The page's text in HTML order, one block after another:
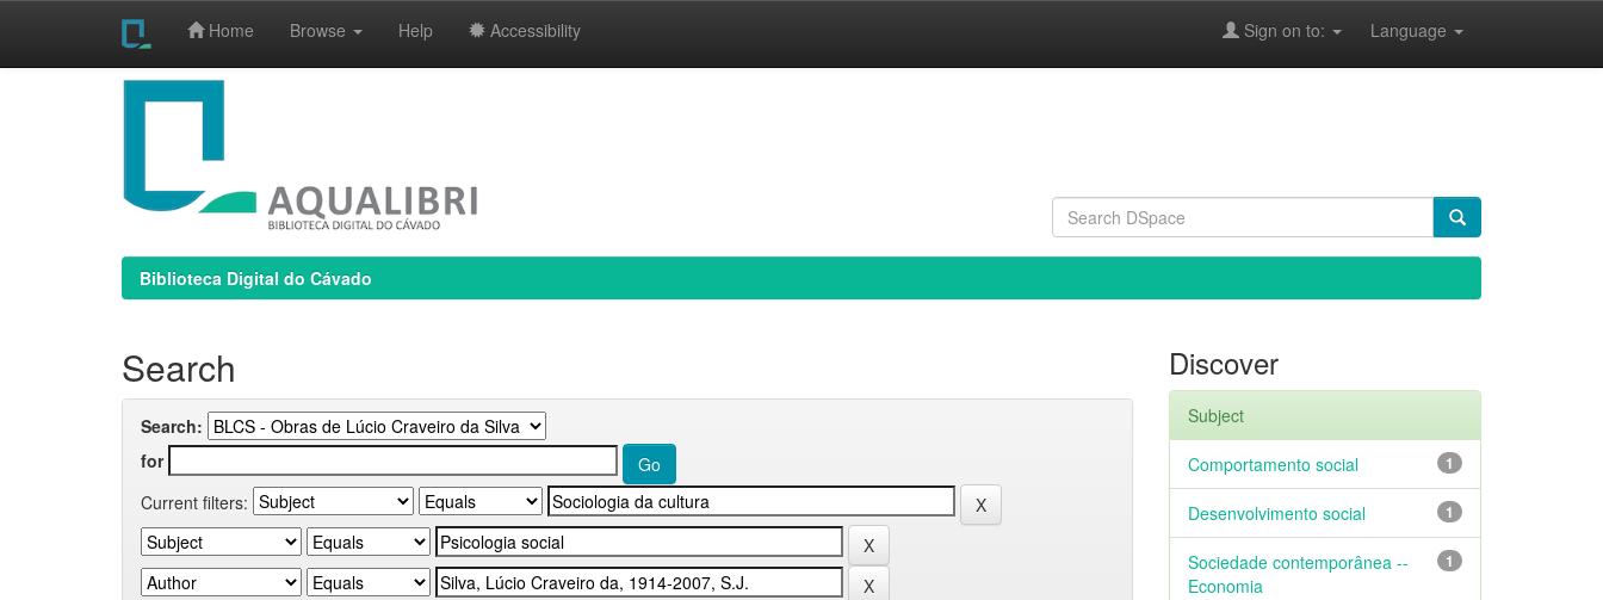
Home Browse Help Accessibility Language
Sign on to:
Biblioteca Digital do Cávado
Search
Search:
for
Current filters:
Discover
Subject
1
Comportamento social
1
Desenvolvimento social
1
Sociedade contemporânea --
Economia